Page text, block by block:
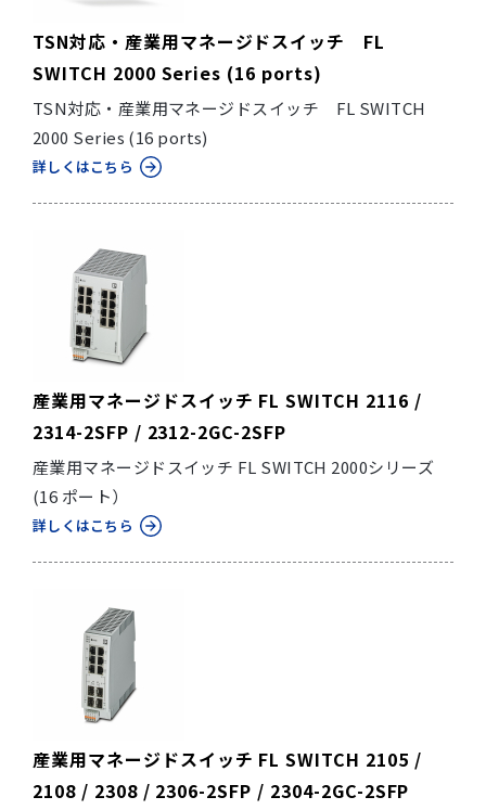
TSN対応・産業用マネージドスイッチ FL
SWITCH 2000 Series (16 ports)
TSN対応・産業用マネージドスイッチ FL SWITCH
2000 Series (16 ports)
詳しくはこちら
産業用マネージドスイッチ FL SWITCH 2116 /
2314-2SFP / 2312-2GC-2SFP
産業用マネージドスイッチ FL SWITCH 2000シリーズ
(16 ポート）
詳しくはこちら
産業用マネージドスイッチ FL SWITCH 2105 /
2108 / 2308 / 2306-2SFP / 2304-2GC-2SFP